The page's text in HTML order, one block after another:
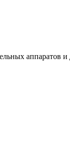
аппаратов и